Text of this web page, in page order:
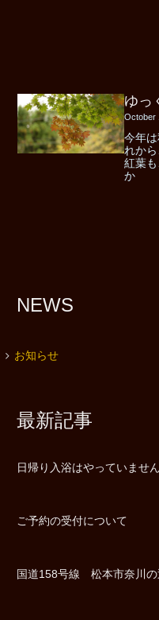
ゆっ
October
今年
れか
紅葉
か
NEWS
お知らせ
最新記事
日帰り入浴はやっていません
ご予約の受付について
国道158号線 松本市奈川の